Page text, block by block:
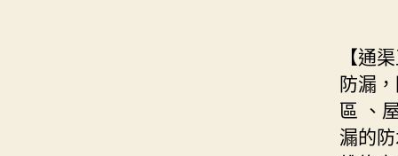
【通
防漏
區 、
漏的